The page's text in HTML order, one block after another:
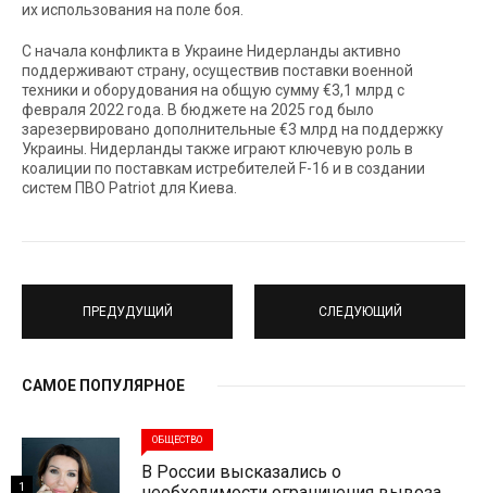
их использования на поле боя.
С начала конфликта в Украине Нидерланды активно
поддерживают страну, осуществив поставки военной
техники и оборудования на общую сумму €3,1 млрд с
февраля 2022 года. В бюджете на 2025 год было
зарезервировано дополнительные €3 млрд на поддержку
Украины. Нидерланды также играют ключевую роль в
коалиции по поставкам истребителей F-16 и в создании
систем ПВО Patriot для Киева.
ПРЕДУДУЩИЙ СЛЕДУЮЩИЙ
САМОЕ ПОПУЛЯРНОЕ
ОБЩЕСТВО
В России высказались о
1